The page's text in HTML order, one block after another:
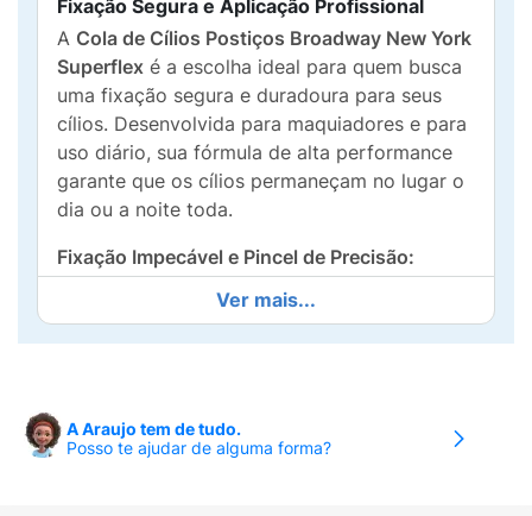
Fixação Segura e Aplicação Profissional
A Cola de Cílios Postiços Broadway New York
Superflex é a escolha ideal para quem busca
uma fixação segura e duradoura para seus
cílios. Desenvolvida para maquiadores e para
uso diário, sua fórmula de alta performance
garante que os cílios permaneçam no lugar o
dia ou a noite toda.
Fixação Impecável e Pincel de Precisão:
Superflex Incolor:A fórmula
discreto.
Ver mais...
A Araujo tem de tudo.
Posso te ajudar de alguma forma?